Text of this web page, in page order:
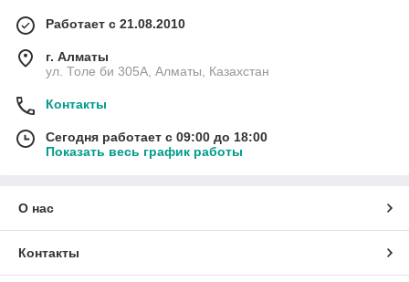
Работает с 21.08.2010
г. Алматы
ул. Толе би 305А, Алматы, Казахстан
Контакты
Сегодня работает с 09:00 до 18:00
Показать весь график работы
О нас
Контакты